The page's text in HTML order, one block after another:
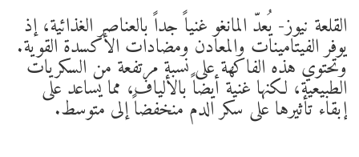
القلعة نيوز- يُعدّ المانغو غنياً جداً بالعناصر الغذائية، إذ
يوفر الفيتامينات والمعادن ومضادات الأكسدة القوية.
وتحتوي هذه الفاكهة على نسبة مرتفعة من السكريات
الطبيعية، لكنها غنية أيضاً بالألياف، مما يساعد على
إبقاء تأثيرها على سكر الدم منخفضاً إلى متوسط.